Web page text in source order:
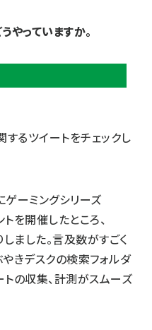
やっていますか。
するツイートをチェックし
ゲーミングシリーズ
を開催したところ、
ました。言及数がすごく
きデスクの検索フォルダ
の収集、計測がスムーズ